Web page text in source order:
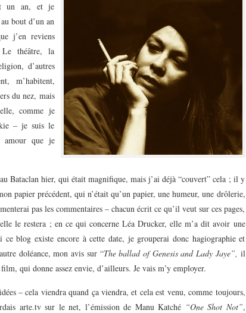
un an, et je
bout d’un an
j’en reviens
théâtre, la
d’autres
m’habitent,
du nez, mais
comme je
– je suis le
amour que je
Bataclan hier, qui était magnifique, mais j’ai déjà “couvert” cela ; il y
papier précédent, qui n’était qu’un papier, une humeur, une drôlerie,
pas les commentaires – chacun écrit ce qu’il veut sur ces pages,
le restera ; en ce qui concerne Léa Drucker, elle m’a dit avoir une
ce blog existe encore à cette date, je grouperai donc hagiographie et
doléance, mon avis sur “The ballad of Genesis and Lady Jaye”, il
qui donne assez envie, d’ailleurs. Je vais m’y employer.
– cela viendra quand ça viendra, et cela est venu, comme toujours,
arte.tv sur le net, l’émission de Manu Katché “One Shot Not”,